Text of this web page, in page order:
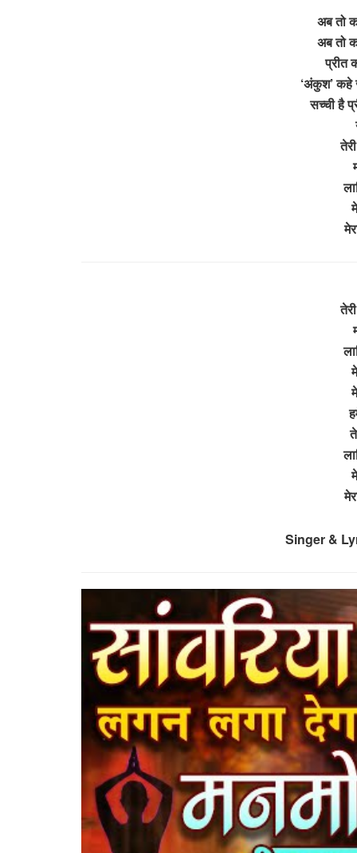
अब तो
अब तो
प्रीत
‘अंकुश’ कहे
सच्ची है
Singer &